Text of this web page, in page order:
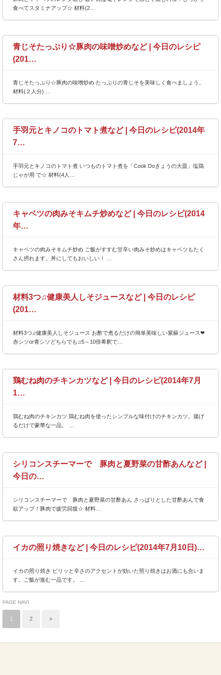
食べてスタミナアップ☆ 材料(2…
青じそたっぷり☆豚肉の味噌炒めなど | 今日のレシピ
(201…
青じそたっぷり☆豚肉の味噌炒め たっぷりの青じそを美味しく食べましょう。
材料(２人分) …
手羽元とキノコのトマト煮など | 今日のレシピ(2014年
7…
手羽元とキノコのトマト煮 いつものトマト煮を「Cook Doきょうの大皿」塩鶏
じゃが用 で☆ 材料(4人…
キャベツの肉みそキムチ炒めなど | 今日のレシピ(2014
年…
キャベツの肉みそキムチ炒め ご飯がすすむ甘辛い肉みそ炒めはキャベツもたく
さん摂れます。丼にしてもおいしい！ …
材料3つ♫健康美人しそジュースなど | 今日のレシピ
(201…
材料3つ♫健康美人しそジュース お酢で煮るだけの簡単美味しい紫蘇ジュース❤
赤シソor青シソどちらでも♫5～10倍希釈で…
鶏むね肉のチキンカツなど | 今日のレシピ(2014年7月
1…
鶏むね肉のチキンカツ 鶏むね肉を使ったシンプルな味付けのチキンカツ。揚げ
るだけで豪華な一品。 …
シリコンスチーマーで 豚肉と夏野菜の甘酢あんなど |
今日の…
シリコンスチーマーで 豚肉と夏野菜の甘酢あん さっぱりとした甘酢あんで食
欲アップ！豚肉で疲労回復☆ 材料…
イカの照り焼きなど | 今日のレシピ(2014年7月10日)…
イカの照り焼き ピリッと辛さのアクセントが効いた照り焼きはお酒にも合いま
す。ご飯が進む一品です。 …
PAGE NAVI
1 2 »